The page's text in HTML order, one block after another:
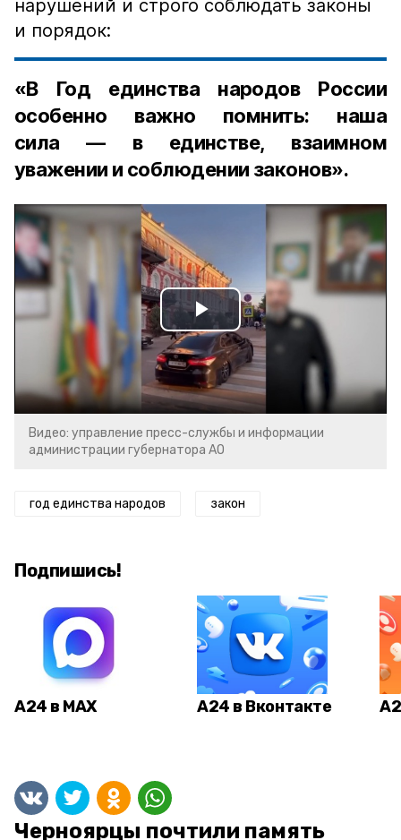
нарушений и строго соблюдать законы
и порядок:
«В Год единства народов России
особенно важно помнить: наша
сила — в единстве, взаимном
уважении и соблюдении законов».
Play
Video
Видео: управление пресс-службы и информации
администрации губернатора АО
год единства народов закон
Подпишись!
А24 в MAX А24 в Вконтакте
Черноярцы почтили память